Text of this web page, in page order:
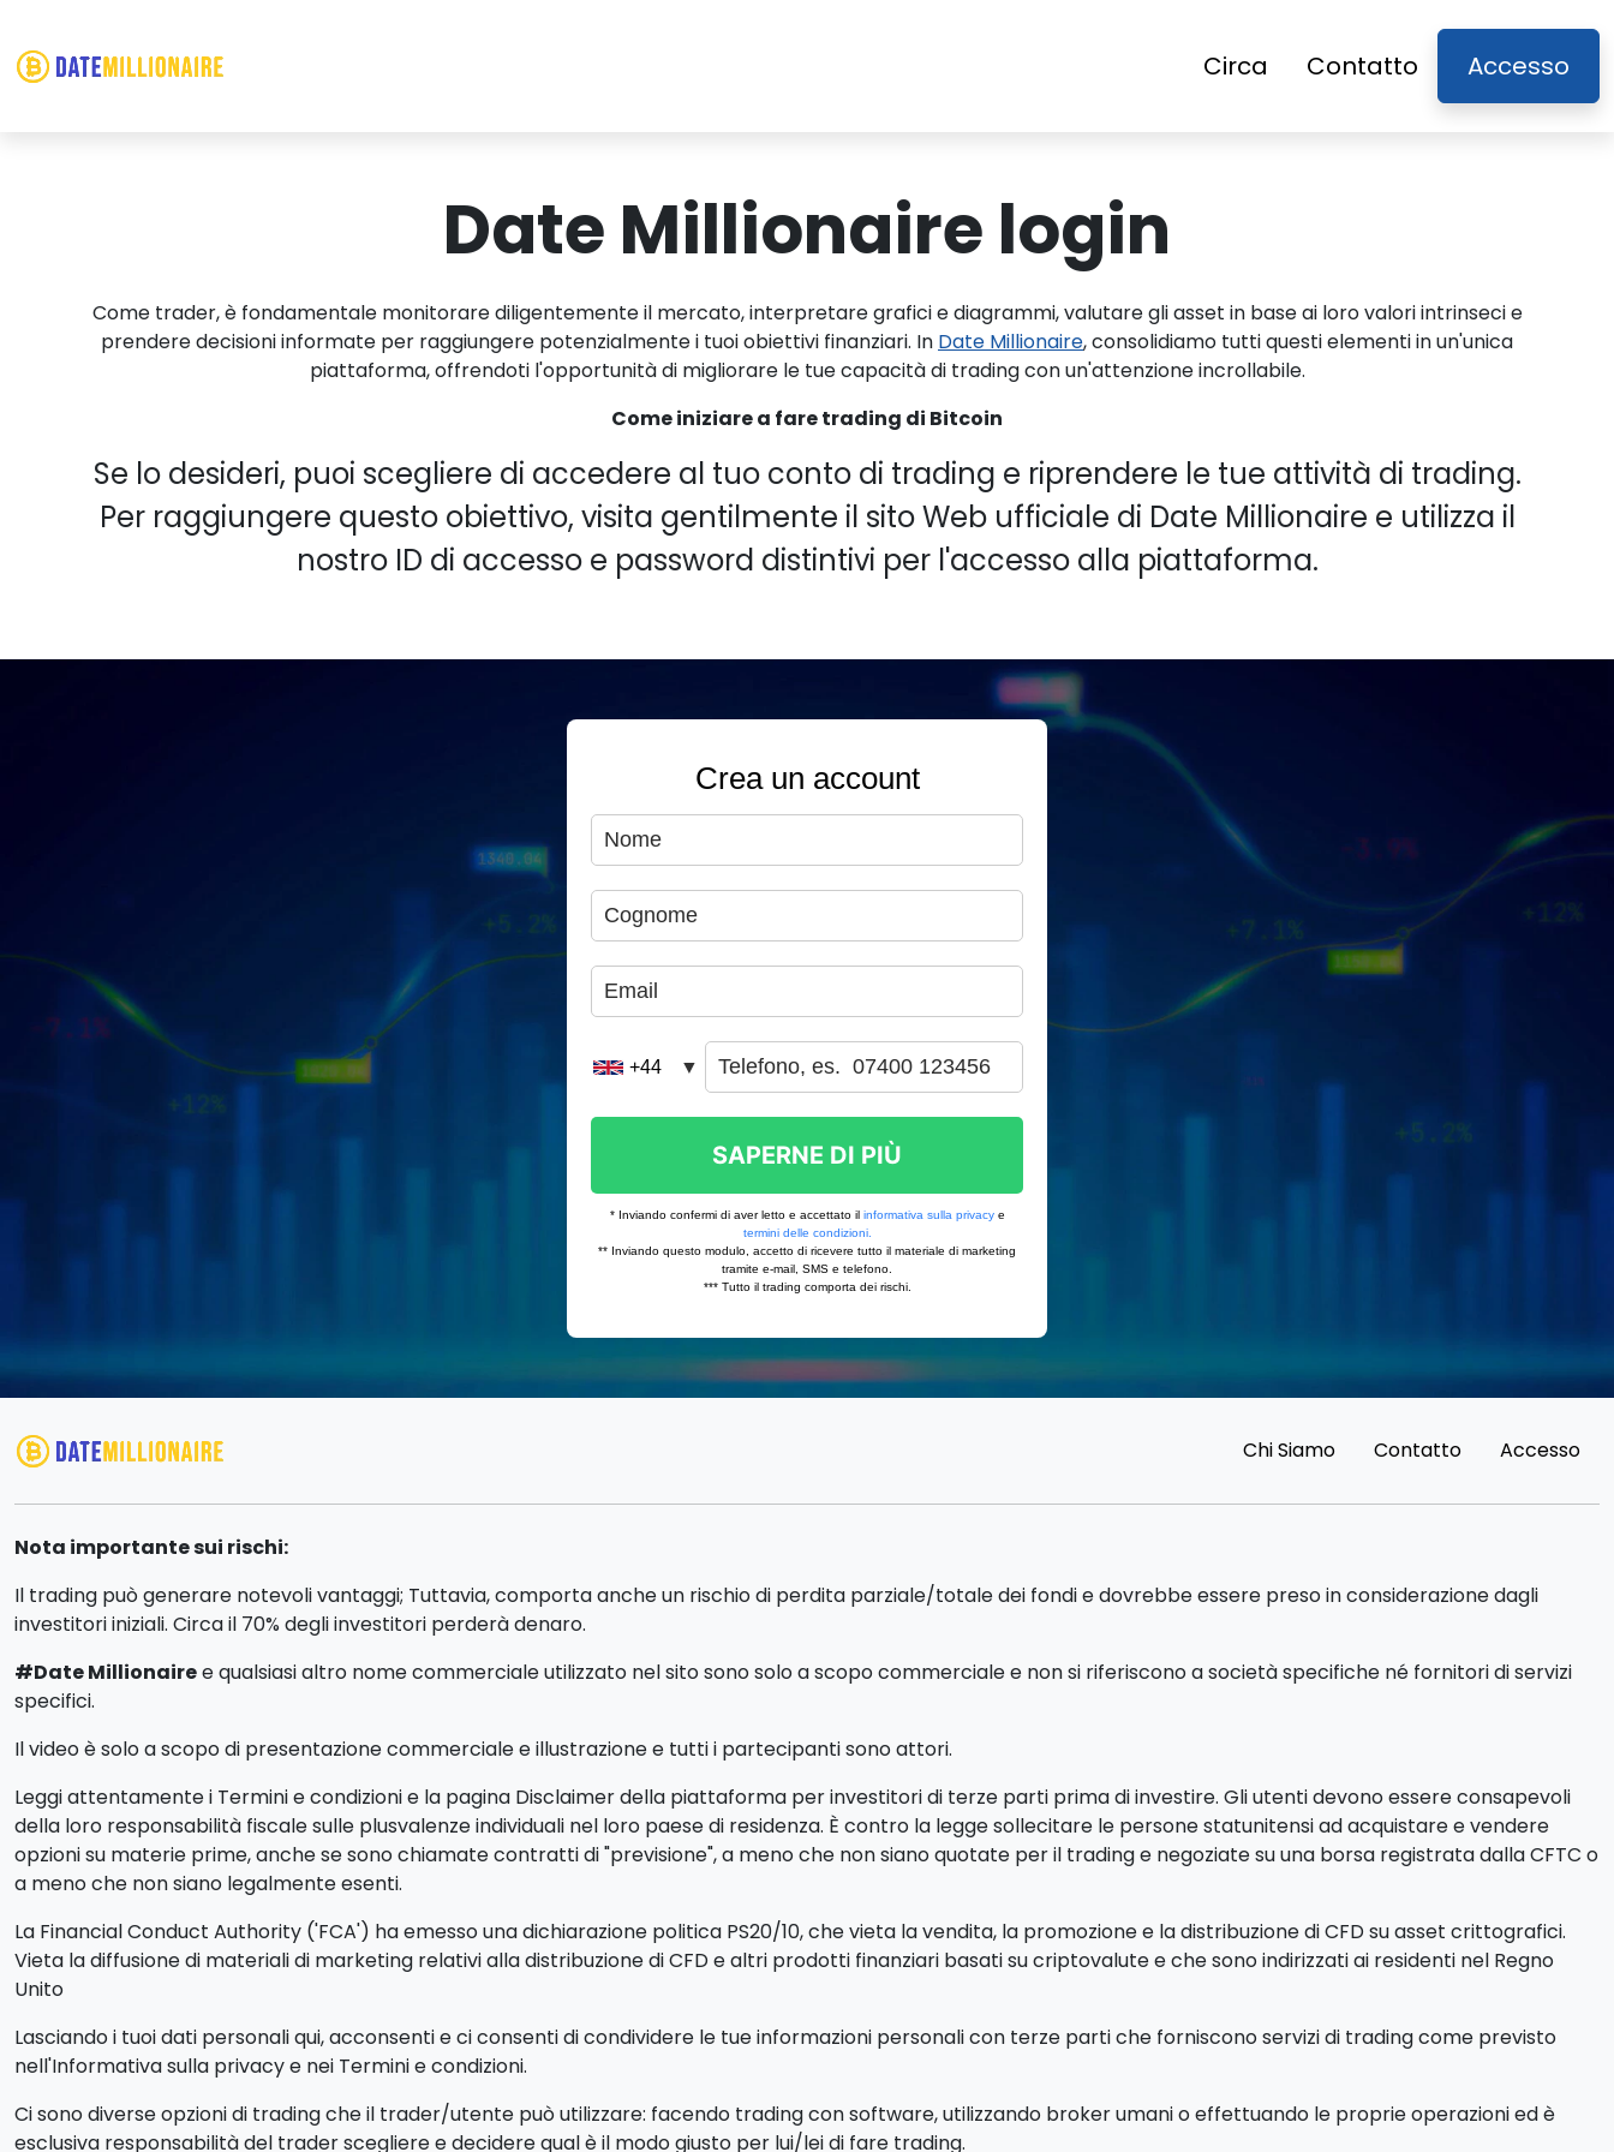
Circa Contatto Accesso
Date Millionaire login
Come trader, è fondamentale monitorare diligentemente il mercato, interpretare grafici e diagrammi, valutare gli asset in base ai loro valori intrinseci e
prendere decisioni informate per raggiungere potenzialmente i tuoi obiettivi finanziari. In Date Millionaire, consolidiamo tutti questi elementi in un'unica
piattaforma, offrendoti l'opportunità di migliorare le tue capacità di trading con un'attenzione incrollabile.
Come iniziare a fare trading di Bitcoin
Se lo desideri, puoi scegliere di accedere al tuo conto di trading e riprendere le tue attività di trading.
Per raggiungere questo obiettivo, visita gentilmente il sito Web ufficiale di Date Millionaire e utilizza il
nostro ID di accesso e password distintivi per l'accesso alla piattaforma.
Chi Siamo Contatto Accesso
Nota importante sui rischi:
Il trading può generare notevoli vantaggi; Tuttavia, comporta anche un rischio di perdita parziale/totale dei fondi e dovrebbe essere preso in considerazione dagli
investitori iniziali. Circa il 70% degli investitori perderà denaro.
#Date Millionairee qualsiasi altro nome commerciale utilizzato nel sito sono solo a scopo commerciale e non si riferiscono a società specifiche né fornitori di servizi
specifici.
Il video è solo a scopo di presentazione commerciale e illustrazione e tutti i partecipanti sono attori.
Leggi attentamente i Termini e condizioni e la pagina Disclaimer della piattaforma per investitori di terze parti prima di investire. Gli utenti devono essere consapevoli
della loro responsabilità fiscale sulle plusvalenze individuali nel loro paese di residenza. È contro la legge sollecitare le persone statunitensi ad acquistare e vendere
opzioni su materie prime, anche se sono chiamate contratti di "previsione", a meno che non siano quotate per il trading e negoziate su una borsa registrata dalla CFTC o
a meno che non siano legalmente esenti.
La Financial Conduct Authority ('FCA') ha emesso una dichiarazione politica PS20/10, che vieta la vendita, la promozione e la distribuzione di CFD su asset crittografici.
Vieta la diffusione di materiali di marketing relativi alla distribuzione di CFD e altri prodotti finanziari basati su criptovalute e che sono indirizzati ai residenti nel Regno
Unito
Lasciando i tuoi dati personali qui, acconsenti e ci consenti di condividere le tue informazioni personali con terze parti che forniscono servizi di trading come previsto
nell'Informativa sulla privacy e nei Termini e condizioni.
Ci sono diverse opzioni di trading che il trader/utente può utilizzare: facendo trading con software, utilizzando broker umani o effettuando le proprie operazioni ed è
esclusiva responsabilità del trader scegliere e decidere qual è il modo giusto per lui/lei di fare trading.